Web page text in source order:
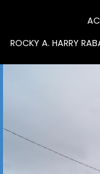
ROCKY A. HARRY